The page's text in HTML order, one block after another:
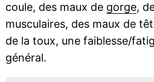
coule, des maux de gorge,
musculaires, des maux de
de la toux, une faiblesse/
général.